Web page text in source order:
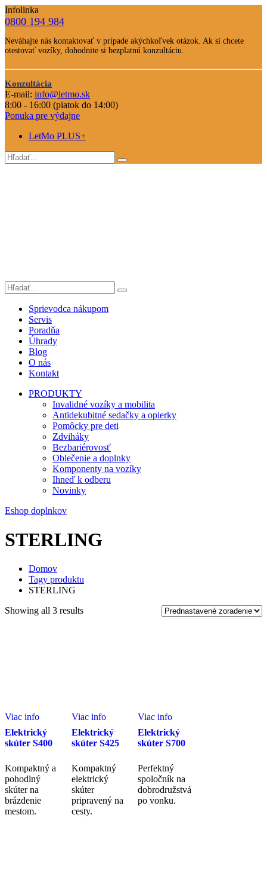
Infolinka
Telefone
číslo
0800 194 984
Text
Nevahajte
nás
kontaktovať
Neváhajte nás kontaktovať v prípade akýchkoľvek otázok. Ak si chcete
otestovať vozíky, dohodnite si bezplatnú konzultáciu.
Odkaz
na
konzultáciu
Konzultácia
E-mail: info@letmo.sk
8:00 - 16:00 (piatok do 14:00)
Ponuka pre výdajne
LetMo PLUS+
Sprievodca nákupom
Servis
Poradňa
Úhrady
Blog
O nás
Kontakt
PRODUKTY
Invalidné vozíky a mobilita
Antidekubitné sedačky a opierky
Pomôcky pre deti
Zdviháky
Bezbariérovosť
Oblečenie a doplnky
Komponenty na vozíky
Ihneď k odberu
Novinky
Eshop doplnkov
STERLING
Domov
Tagy produktu
STERLING
Showing all 3 results
Viac info
Elektrický
skúter S400
Kompaktný a
pohodlný
skúter na
brázdenie
mestom.
Viac info
Elektrický
skúter S425
Kompaktný
elektrický
skúter
pripravený na
cesty.
Viac info
Elektrický
skúter S700
Perfektný
spoločník na
dobrodružstvá
po vonku.